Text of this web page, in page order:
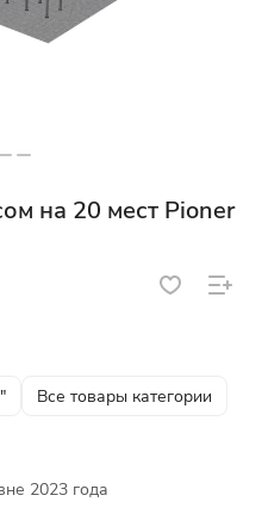
на 20 мест Pioner
Все товары категории
2023 года